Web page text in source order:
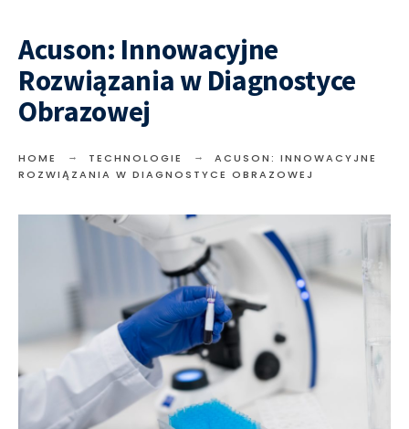
Acuson: Innowacyjne
Rozwiązania w Diagnostyce
Obrazowej
HOME TECHNOLOGIE
ACUSON: INNOWACYJNE
ROZWIĄZANIA W DIAGNOSTYCE OBRAZOWEJ